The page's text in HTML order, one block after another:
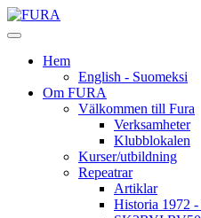
Hem
English - Suomeksi
Om FURA
Välkommen till Fura
Verksamheter
Klubblokalen
Kurser/utbildning
Repeatrar
Artiklar
Historia 1972 -